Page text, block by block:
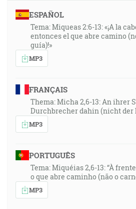
ESPAÑOL
Tema: Miqueas 2:6-13: «¡A la
entonces el que abre camino
guía)!»
MP3
FRANÇAIS
Thema: Micha 2,6-13: An ihrer
Durchbrecher dahin (nicht der
MP3
PORTUGUÊS
Tema: Miquéias 2,6-13: “À
o que abre caminho (não o
MP3